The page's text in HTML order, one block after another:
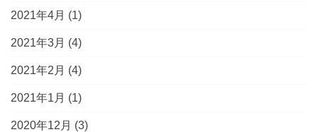
2021年4月 (1)
2021年3月 (4)
2021年2月 (4)
2021年1月 (1)
2020年12月 (3)